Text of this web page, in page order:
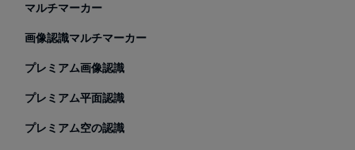
マルチマーカー
画像認識マルチマーカー
プレミアム画像認識
プレミアム平面認識
プレミアム空の認識